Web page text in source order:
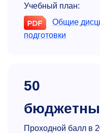
Учебный план:
Общие
подготовки
50
Проходной балл в